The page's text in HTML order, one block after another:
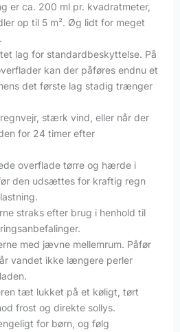
er ca. 200 ml pr. kvadratmeter,
op til 5 m². Øg lidt for meget
lag for standardbeskyttelse. På
kan der påføres endnu et
det første lag stadig trænger
stærk vind, eller når der
for 24 timer efter
overflade tørre og hærde i
den udsættes for kraftig regn
straks efter brug i henhold til
med jævne mellemrum. Påfør
vandet ikke længere perler
tæt lukket på et køligt, tørt
frost og direkte sollys.
for børn, og følg